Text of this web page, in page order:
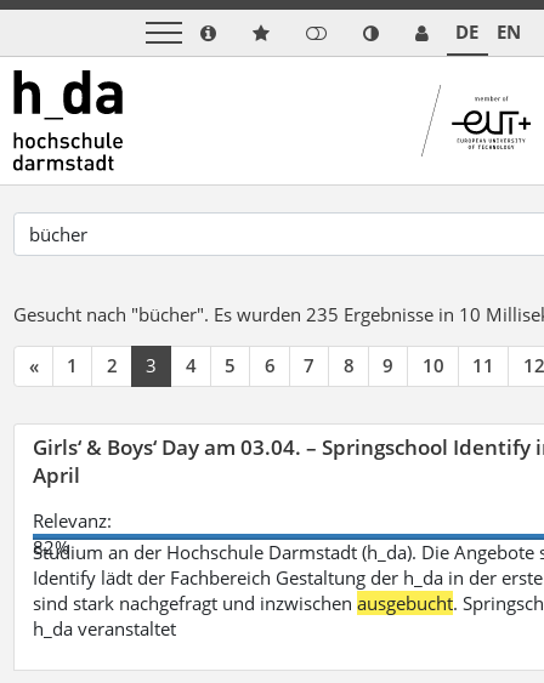
DE EN
Gesucht nach "bücher". Es wurden 235 Ergebnisse in 10
« 1 2 3 4 5 6 7 8 9 10 11 12
Girls‘ & Boys‘ Day am 03.04. – Springschool
April
Relevanz:
82%
Studium an der Hochschule Darmstadt (h_da). Die
Identify lädt der Fachbereich Gestaltung der h_da in der
sind stark nachgefragt und inzwischenausgebucht.
h_da veranstaltet